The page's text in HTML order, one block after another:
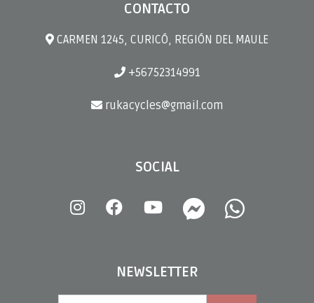
CONTACTO
CARMEN 1245, CURICÓ, REGIÓN DEL MAULE
+56752314991
rukacycles@gmail.com
SOCIAL
NEWSLETTER